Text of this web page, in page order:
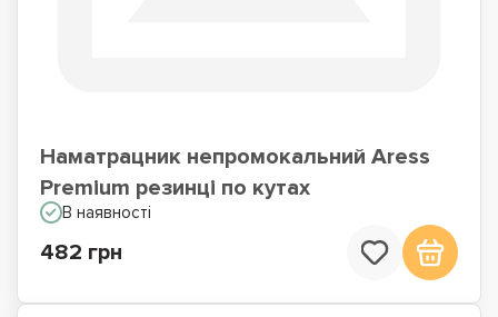
Наматрацник непромокальний Aress
Premium резинці по кутах
В наявності
482 грн